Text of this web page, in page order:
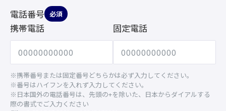
電話番号 必須
携帯電話 固定電話
※携帯番号または固定番号どちらかは必ず入力してください。
※番号はハイフンを入れず入力してください。
※日本国外の電話番号は、先頭の+を除いた、日本からダイアルする
際の書式でご入力ください